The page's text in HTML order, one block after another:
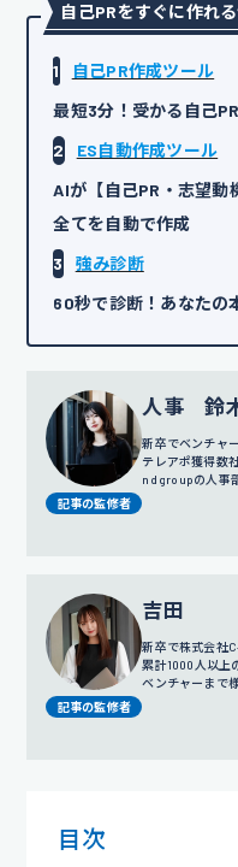
自己PRをすぐに作れ
1
自己PR作成ツール
最短3分！受かる自己
2
ES自動作成ツール
AIが【自己PR・志望動
全てを自動で作成
3
強み診断
60秒で診断！あなたの
記事の監修者
人事 鈴
新卒でベンチャ
テレアポ獲得数
nd groupの人事
記事の監修者
吉田
新卒で株式会社
累計1000人以上
ベンチャーまで
目次